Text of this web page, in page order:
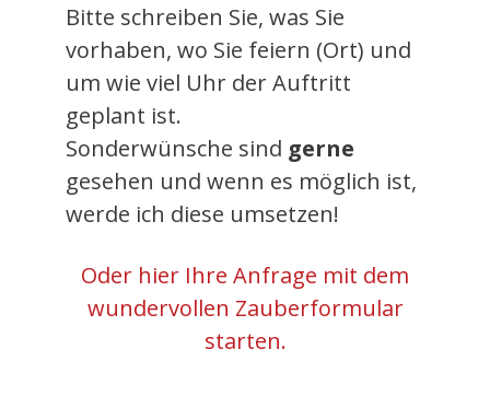
Bitte schreiben Sie, was Sie
vorhaben, wo Sie feiern (Ort) und
um wie viel Uhr der Auftritt
geplant ist.
Sonderwünsche sind gerne
gesehen und wenn es möglich ist,
werde ich diese umsetzen!
Oder hier Ihre Anfrage mit dem
wundervollen Zauberformular
starten.